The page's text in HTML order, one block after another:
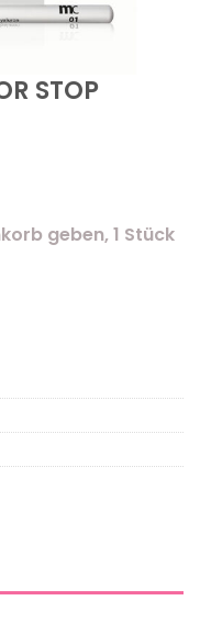
STOP
geben, 1 Stück